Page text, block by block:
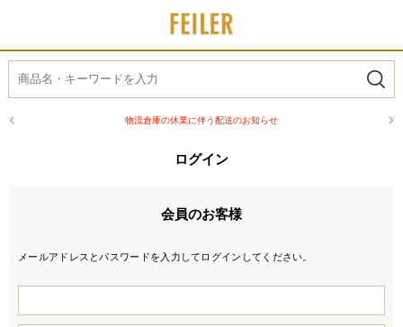
物流倉庫の休業に伴う配送のお知らせ
ログイン
会員のお客様
メールアドレスとパスワードを入力してログインしてください。